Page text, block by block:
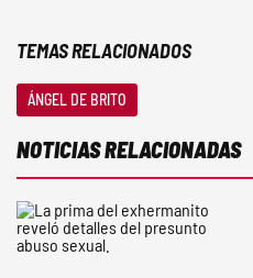
TEMAS RELACIONADOS
ÁNGEL DE BRITO
NOTICIAS RELACIONADAS